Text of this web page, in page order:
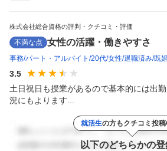
株式会社総合資格の評判・クチコミ・評価
不満な点 女性の活躍・働きやすさ
事務 パート・アルバイト 20代 女性 退職済み 既
3.5
土日祝日も授業があるので基本的には出
況にもよります...
就活生の方もクチコミ投稿
以下のどちらかの